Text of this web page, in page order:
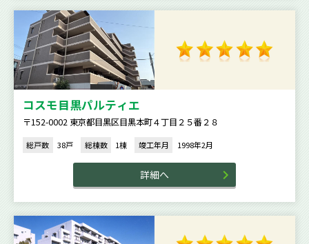
コスモ目黒パルティエ
〒152-0002 東京都目黒区目黒本町４丁目２５番２８
総戸数 38戸 総棟数 1棟 竣工年月 1998年2月
詳細へ